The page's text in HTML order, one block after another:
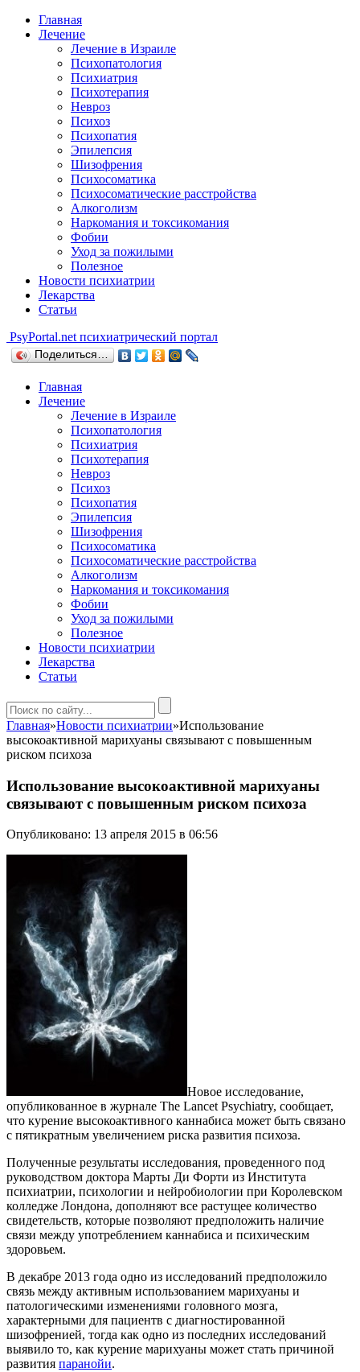
Главная
Лечение
Лечение в Израиле
Психопатология
Психиатрия
Психотерапия
Невроз
Психоз
Психопатия
Эпилепсия
Шизофрения
Психосоматика
Психосоматические расстройства
Алкоголизм
Наркомания и токсикомания
Фобии
Уход за пожилыми
Полезное
Новости психиатрии
Лекарства
Статьи
PsyPortal.net психиатрический портал
Поделиться…
Главная
Лечение
Лечение в Израиле
Психопатология
Психиатрия
Психотерапия
Невроз
Психоз
Психопатия
Эпилепсия
Шизофрения
Психосоматика
Психосоматические расстройства
Алкоголизм
Наркомания и токсикомания
Фобии
Уход за пожилыми
Полезное
Новости психиатрии
Лекарства
Статьи
Главная»Новости психиатрии»Использование
высокоактивной марихуаны связывают с повышенным
риском психоза
Использование высокоактивной марихуаны
связывают с повышенным риском психоза
Опубликовано: 13 апреля 2015 в 06:56
Новое исследование,
опубликованное в журнале The Lancet Psychiatry, сообщает,
что курение высокоактивного каннабиса может быть связано
с пятикратным увеличением риска развития психоза.
Полученные результаты исследования, проведенного под
руководством доктора Марты Ди Форти из Института
психиатрии, психологии и нейробиологии при Королевском
колледже Лондона, дополняют все растущее количество
свидетельств, которые позволяют предположить наличие
связи между употреблением каннабиса и психическим
здоровьем.
В декабре 2013 года одно из исследований предположило
связь между активным использованием марихуаны и
патологическими изменениями головного мозга,
характерными для пациентв с диагностированной
шизофренией, тогда как одно из последних исследований
выявило то, как курение марихуаны может стать причиной
развития паранойи.